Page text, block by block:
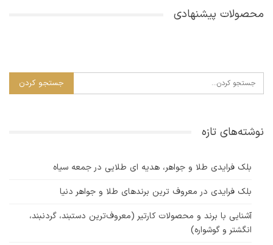
محصولات پیشنهادی
نوشته‌های تازه
بلک فرایدی طلا و جواهر، هدیه ای طلایی در جمعه سیاه
بلک فرایدی در معروف ترین برندهای طلا و جواهر دنیا
آشنایی با برند و محصولات کارتیر (معروف‌ترین دستبند، گردنبند،
انگشتر و گوشواره)